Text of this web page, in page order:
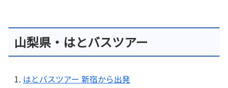
山梨県・はとバスツアー
はとバスツアー 新宿から出発